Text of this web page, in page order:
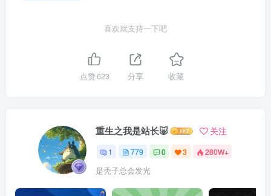
喜欢就支持一下吧
点赞623 分享 收藏
重生之我是站长🐷 关注
1 779 0 3 280W+
是秃子总会发光